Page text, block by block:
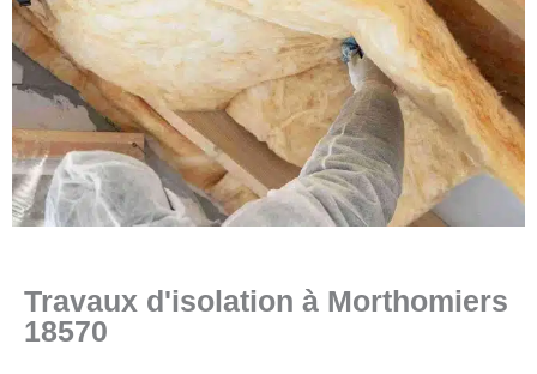
Travaux d'isolation à Morthomiers
18570